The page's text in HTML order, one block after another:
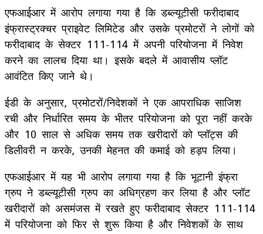
एफआईआर में आरोप लगाया गया है कि डब्ल्यूटीसी फरीदाबाद
इंफ्रास्ट्रक्चर प्राइवेट लिमिटेड और उसके प्रमोटरों ने लोगों को
फरीदाबाद के सेक्टर 111-114 में अपनी परियोजना में निवेश
करने का लालच दिया था। इसके बदले में आवासीय प्लॉट
आवंटित किए जाने थे।
ईडी के अनुसार, प्रमोटरों/निदेशकों ने एक आपराधिक साजिश
रची और निर्धारित समय के भीतर परियोजना को पूरा नहीं करके
और 10 साल से अधिक समय तक खरीदारों को प्लॉट्स की
डिलीवरी न करके, उनकी मेहनत की कमाई को हड़प लिया।
एफआईआर में यह भी आरोप लगाया गया है कि भूटानी इंफ्रा
ग्रुप ने डब्ल्यूटीसी ग्रुप का अधिग्रहण कर लिया है और प्लॉट
खरीदारों को असमंजस में रखते हुए फरीदाबाद सेक्टर 111-114
में परियोजना को फिर से शुरू किया है और निवेशकों के साथ